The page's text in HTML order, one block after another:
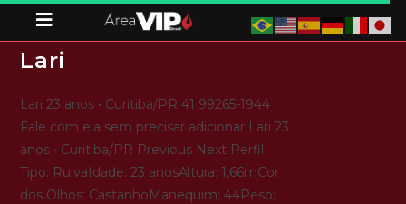
Lari
Lari 23 anos • Curitiba/PR 41 99265-1944
Fale com ela sem precisar adicionar Lari 23
anos • Curitiba/PR Previous Next Perfil
Tipo: RuivaIdade: 23 anosAltura: 1,66mCor
dos Olhos: CastanhoManequim: 44Peso: